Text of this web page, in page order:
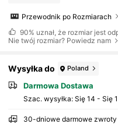
Przewodnik po Rozmiarach
90% uznał, że rozmiar jest
Nie twój rozmiar? Powiedz nam
Wysyłka do Poland
Darmowa Dostawa
Szac. wysyłka: Się 14 - Się
30-dniowe darmowe zwroty